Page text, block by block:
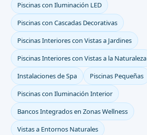
Piscinas con Iluminación LED
Piscinas con Cascadas Decorativas
Piscinas Interiores con Vistas a Jardines
Piscinas Interiores con Vistas a la Naturaleza
Instalaciones de Spa
Piscinas Pequeñas
Piscinas con Iluminación Interior
Bancos Integrados en Zonas Wellness
Vistas a Entornos Naturales